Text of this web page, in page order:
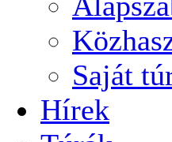
Saját
Hírek